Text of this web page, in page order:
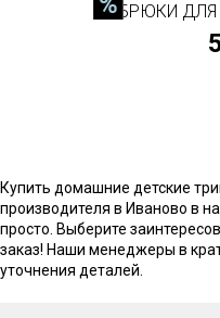
БРЮКИ
Купить домашние детские
производителя в Иваново в
просто. Выберите
заказ! Наши менеджеры в
уточнения деталей.